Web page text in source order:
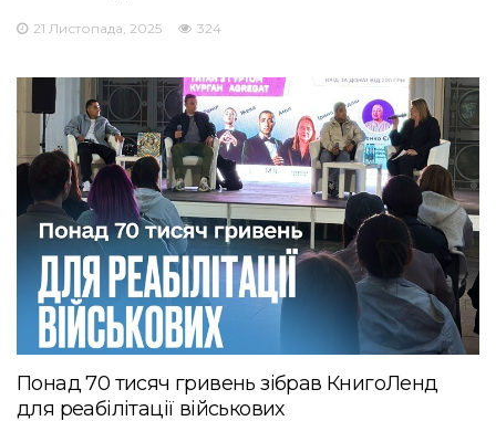
21 Листопада, 2025 324
Понад 70 тисяч гривень зібрав КнигоЛенд
для реабілітації військових